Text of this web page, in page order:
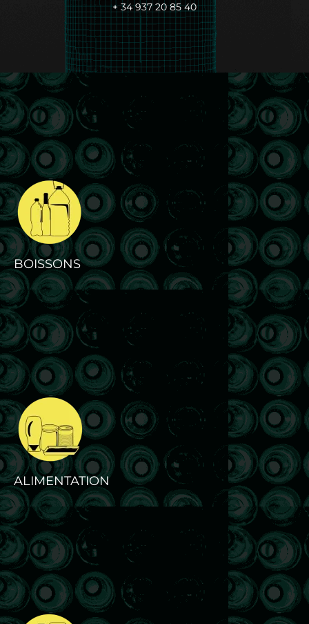
+ 34 937 20 85 40
BOISSONS
ALIMENTATION